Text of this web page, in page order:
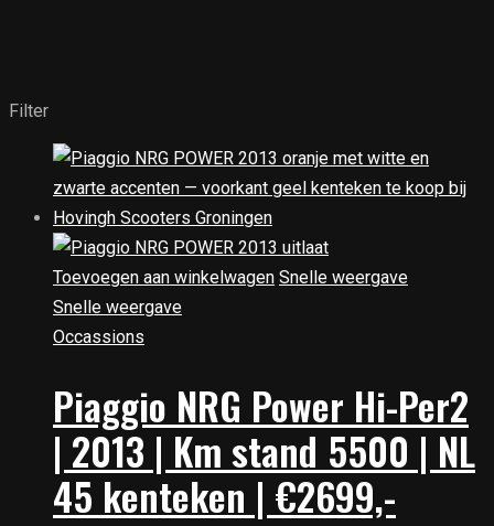
Filter
Toevoegen aan winkelwagen Snelle weergave
Snelle weergave
Occassions
Piaggio NRG Power Hi-Per2
| 2013 | Km stand 5500 | NL
45 kenteken | €2699,-